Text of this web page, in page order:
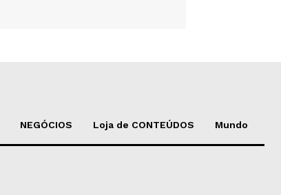
NEGÓCIOS Loja de CONTEÚDOS Mundo